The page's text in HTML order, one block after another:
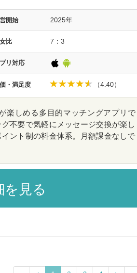
開始 2025年
比 7：3
リ対応
・満足度 （4.40）
楽しめる多目的マッチングアプリで
不要で気軽にメッセージ交換が楽し
ント制の料金体系。月額課金なしで
を見る